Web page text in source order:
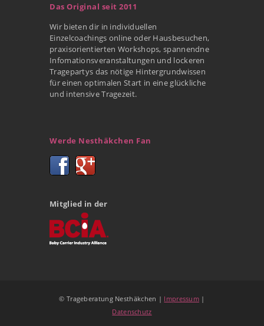
Das Original seit 2011
Wir bieten dir in individuellen
Einzelcoachings online oder Hausbesuchen,
praxisorientierten Workshops, spannendne
Infomationsveranstaltungen und lockeren
Tragepartys das nötige Hintergrundwissen
für einen optimalen Start in eine glückliche
und intensive Tragezeit.
Werde Nesthäkchen Fan
Mitglied in der
© Trageberatung Nesthäkchen | Impressum |
Datenschutz